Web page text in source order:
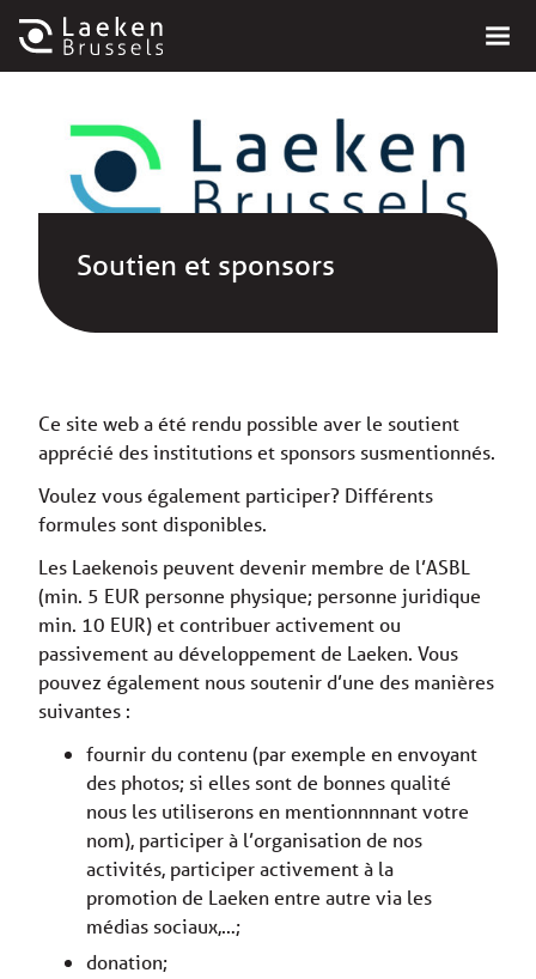
Soutien et sponsors
Ce site web a été rendu possible aver le soutient
apprécié des institutions et sponsors susmentionnés.
Voulez vous également participer? Différents
formules sont disponibles.
Les Laekenois peuvent devenir membre de l’ASBL
(min. 5 EUR personne physique; personne juridique
min. 10 EUR) et contribuer activement ou
passivement au développement de Laeken. Vous
pouvez également nous soutenir d’une des manières
suivantes :
fournir du contenu (par exemple en envoyant
des photos; si elles sont de bonnes qualité
nous les utiliserons en mentionnnnant votre
nom), participer à l’organisation de nos
activités, participer activement à la
promotion de Laeken entre autre via les
médias sociaux,…;
donation;